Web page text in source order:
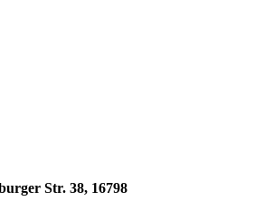
Str. 38, 16798